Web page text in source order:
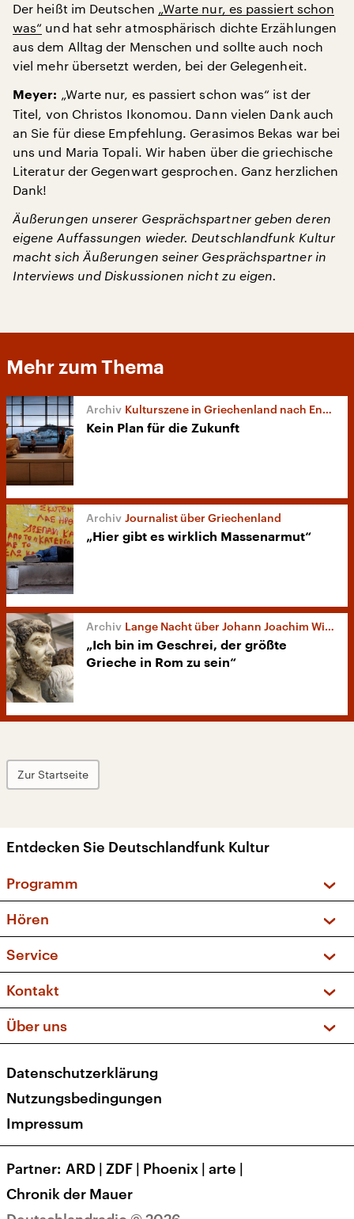
Der heißt im Deutschen „Warte nur, es passiert schon
was“ und hat sehr atmosphärisch dichte Erzählungen
aus dem Alltag der Menschen und sollte auch noch
viel mehr übersetzt werden, bei der Gelegenheit.
Meyer: „Warte nur, es passiert schon was“ ist der
Titel, von Christos Ikonomou. Dann vielen Dank auch
an Sie für diese Empfehlung. Gerasimos Bekas war bei
uns und Maria Topali. Wir haben über die griechische
Literatur der Gegenwart gesprochen. Ganz herzlichen
Dank!
Äußerungen unserer Gesprächspartner geben deren
eigene Auffassungen wieder. Deutschlandfunk Kultur
macht sich Äußerungen seiner Gesprächspartner in
Interviews und Diskussionen nicht zu eigen.
Mehr zum Thema
Kulturszene in Griechenland nach Ende des Kreditprogramms
Kein Plan für die Zukunft
Journalist über Griechenland
„Hier gibt es wirklich Massenarmut“
Lange Nacht über Johann Joachim Winckelmann
„Ich bin im Geschrei, der größte
Grieche in Rom zu sein“
Zur Startseite
Entdecken Sie Deutschlandfunk Kultur
Programm
Sendungen und Podcasts
Musikliste
Kakadu – Das Kinderprogramm
Hören
Frequenzen (UKW + DAB+)
Service
FAQ
Apps
Newsletter
Veranstaltungen
Kontakt
Social Media
Über uns
Presse
Karriere
Transparenz
Datenschutzerklärung
Nutzungsbedingungen
Impressum
Partner ARD | ZDF | Phoenix | arte |
Chronik der Mauer